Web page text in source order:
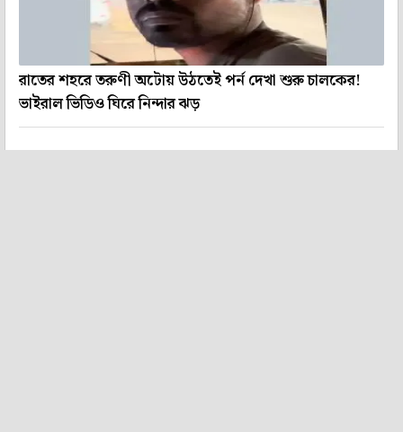
রাতের শহরে তরুণী অটোয় উঠতেই পর্ন দেখা শুরু চালকের!
ভাইরাল ভিডিও ঘিরে নিন্দার ঝড়